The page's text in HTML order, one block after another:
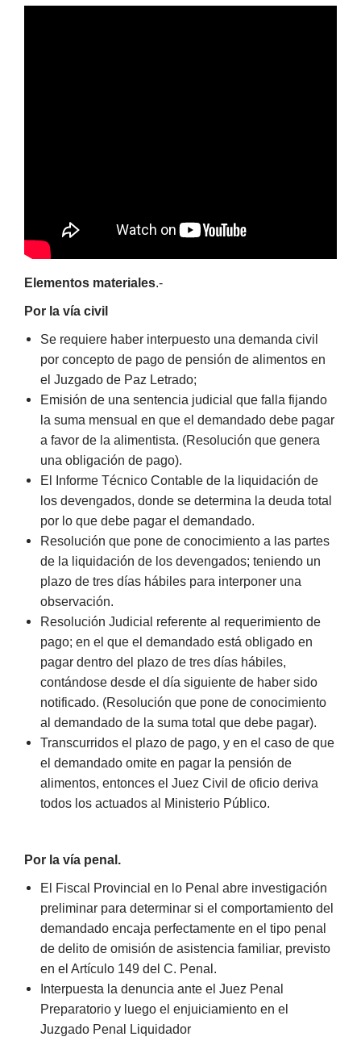
Elementos materiales.-
Por la vía civil
Se requiere haber interpuesto una demanda civil
por concepto de pago de pensión de alimentos en
el Juzgado de Paz Letrado;
Emisión de una sentencia judicial que falla fijando
la suma mensual en que el demandado debe pagar
a favor de la alimentista. (Resolución que genera
una obligación de pago).
El Informe Técnico Contable de la liquidación de
los devengados, donde se determina la deuda total
por lo que debe pagar el demandado.
Resolución que pone de conocimiento a las partes
de la liquidación de los devengados; teniendo un
plazo de tres días hábiles para interponer una
observación.
Resolución Judicial referente al requerimiento de
pago; en el que el demandado está obligado en
pagar dentro del plazo de tres días hábiles,
contándose desde el día siguiente de haber sido
notificado. (Resolución que pone de conocimiento
al demandado de la suma total que debe pagar).
Transcurridos el plazo de pago, y en el caso de que
el demandado omite en pagar la pensión de
alimentos, entonces el Juez Civil de oficio deriva
todos los actuados al Ministerio Público.
Por la vía penal.
El Fiscal Provincial en lo Penal abre investigación
preliminar para determinar si el comportamiento del
demandado encaja perfectamente en el tipo penal
de delito de omisión de asistencia familiar, previsto
en el Artículo 149 del C. Penal.
Interpuesta la denuncia ante el Juez Penal
Preparatorio y luego el enjuiciamiento en el
Juzgado Penal Liquidador